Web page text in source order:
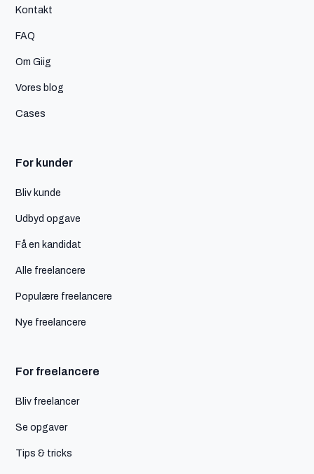
Kontakt
FAQ
Om Giig
Vores blog
Cases
For kunder
Bliv kunde
Udbyd opgave
Få en kandidat
Alle freelancere
Populære freelancere
Nye freelancere
For freelancere
Bliv freelancer
Se opgaver
Tips & tricks